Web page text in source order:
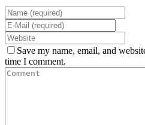
Save my name, email, and
time I comment.